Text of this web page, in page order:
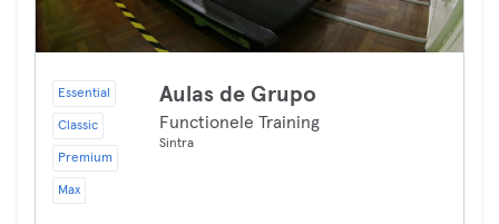
Essential
Classic
Premium
Max
Aulas de Grupo
Functionele Training
Sintra